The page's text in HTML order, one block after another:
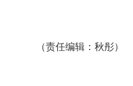
（责任编辑：秋彤）